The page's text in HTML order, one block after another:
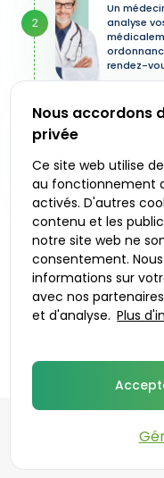
2
3
Un
analyse
rendez-
de votre
le retirer
©
Nous accordons
privée
Ce site web utilise
au fonctionnement
activés. D'autres
contenu et les
notre site web ne
consentement.
informations sur
avec nos
et d'analyse. Plus